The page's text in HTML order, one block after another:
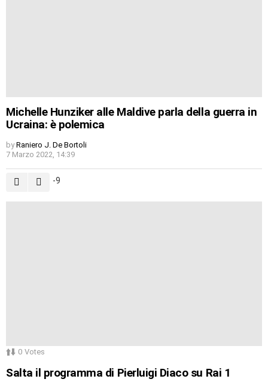
Michelle Hunziker alle Maldive parla della guerra in
Ucraina: è polemica
by Raniero J. De Bortoli
7 Marzo 2022, 14:39
-9
0 Votes
Salta il programma di Pierluigi Diaco su Rai 1